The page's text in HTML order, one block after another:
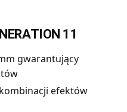
11
gwarantujący
efektów